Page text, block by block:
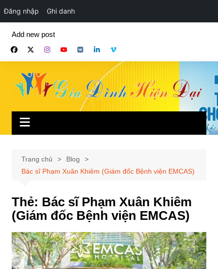
Đăng nhập Ghi danh
phần
Add new post
Trang chủ
Blog
Bác sĩ Phạm Xuân Khiêm (Giám đốc Bệnh viện EMCAS)
Thẻ: Bác sĩ Phạm Xuân Khiêm
(Giám đốc Bệnh viện EMCAS)